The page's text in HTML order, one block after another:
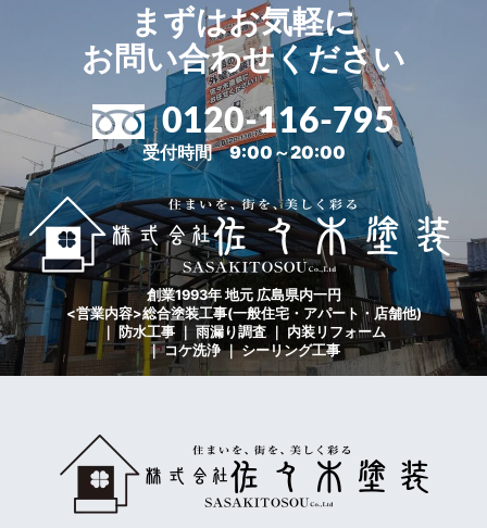
まずはお気軽に
お問い合わせください
0120-116-795
受付時間 9:00～20:00
創業1993年 地元 広島県内一円
<営業内容>総合塗装工事(一般住宅・アパート・店舗他)
｜ 防水工事 ｜ 雨漏り調査 ｜ 内装リフォーム
｜ コケ洗浄 ｜ シーリング工事